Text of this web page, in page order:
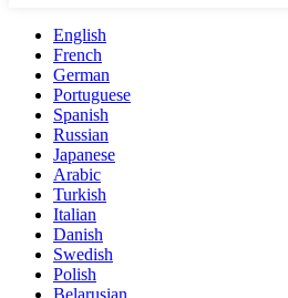
English
French
German
Portuguese
Spanish
Russian
Japanese
Arabic
Turkish
Italian
Danish
Swedish
Polish